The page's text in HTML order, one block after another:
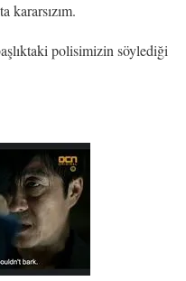
kararsızım.
polisimizin söylediği